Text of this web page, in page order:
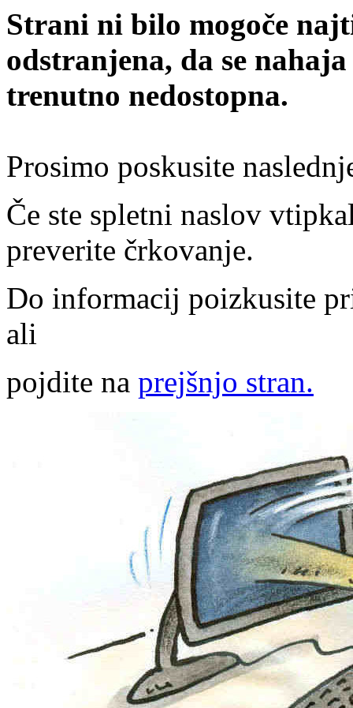
Strani ni bilo mogoče
odstranjena, da se
trenutno nedostopna.
Prosimo poskusite
Če ste spletni naslov
preverite črkovanje.
Do informacij poizkusite
ali
pojdite na prejšnjo stran.